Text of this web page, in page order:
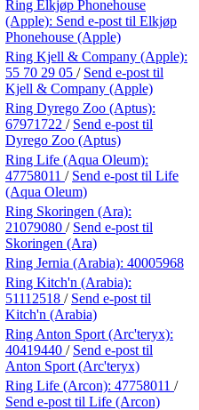
Ring Elkjøp Phonehouse
(Apple): Send e-post til Elkjøp
Phonehouse (Apple)
Ring Kjell & Company (Apple):
55 70 29 05 / Send e-post til
Kjell & Company (Apple)
Ring Dyrego Zoo (Aptus):
67971722 / Send e-post til
Dyrego Zoo (Aptus)
Ring Life (Aqua Oleum):
47758011 / Send e-post til Life
(Aqua Oleum)
Ring Skoringen (Ara):
21079080 / Send e-post til
Skoringen (Ara)
Ring Jernia (Arabia): 40005968
Ring Kitch'n (Arabia):
51112518 / Send e-post til
Kitch'n (Arabia)
Ring Anton Sport (Arc'teryx):
40419440 / Send e-post til
Anton Sport (Arc'teryx)
Ring Life (Arcon): 47758011 /
Send e-post til Life (Arcon)